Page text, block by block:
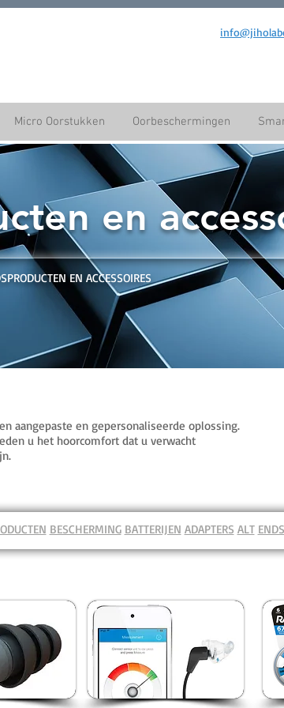
Micro Oorstukken Oorbeschermingen
en
EN ACCESSOIRES
aangepaste en gepersonaliseerde oplossing.
u het hoorcomfort dat u verwacht
BESCHERMING BATTERIJEN ADAPTERS ALT ENDS